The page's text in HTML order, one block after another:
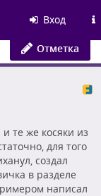
Вход
Отметка
те же косяки из
для того
создал
в разделе
написал